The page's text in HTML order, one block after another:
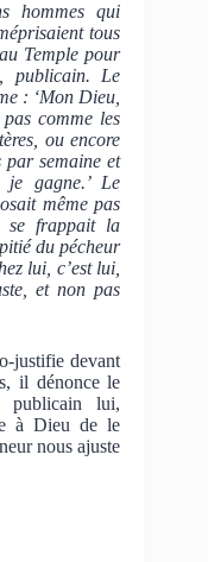
hommes qui
tous
Temple pour
publicain. Le
: ‘Mon Dieu,
comme les
ou encore
par semaine et
gagne.’ Le
même pas
frappait la
du pécheur
lui, c’est lui,
et non pas
justifie devant
il dénonce le
publicain lui,
à Dieu de le
nous ajuste